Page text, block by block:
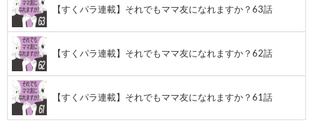
【すくパラ連載】それでもママ友になれますか？63話
【すくパラ連載】それでもママ友になれますか？62話
【すくパラ連載】それでもママ友になれますか？61話